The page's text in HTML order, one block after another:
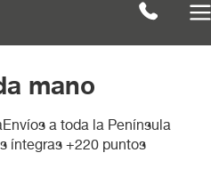
mano
Envíos a toda la Península
íntegras +220 puntos
Limpiar
( 1 )